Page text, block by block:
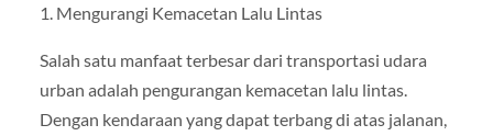
1. Mengurangi Kemacetan Lalu Lintas
Salah satu manfaat terbesar dari transportasi udara
urban adalah pengurangan kemacetan lalu lintas.
Dengan kendaraan yang dapat terbang di atas jalanan,